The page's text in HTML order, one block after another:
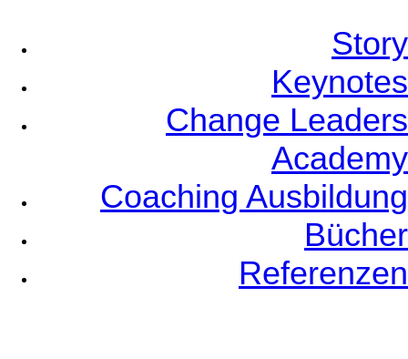
Story
Keynotes
Change Leaders
Academy
Coaching Ausbildung
Bücher
Referenzen